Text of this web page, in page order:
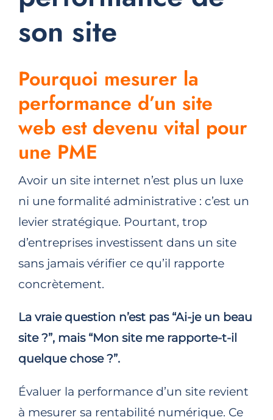
son site
Pourquoi mesurer la
performance d’un site
web est devenu vital pour
une PME
Avoir un site internet n’est plus un luxe
ni une formalité administrative : c’est un
levier stratégique. Pourtant, trop
d’entreprises investissent dans un site
sans jamais vérifier ce qu’il rapporte
concrètement.
La vraie question n’est pas “Ai-je un beau
site ?”, mais “Mon site me rapporte-t-il
quelque chose ?”.
Évaluer la performance d’un site revient
à mesurer sa rentabilité numérique. Ce